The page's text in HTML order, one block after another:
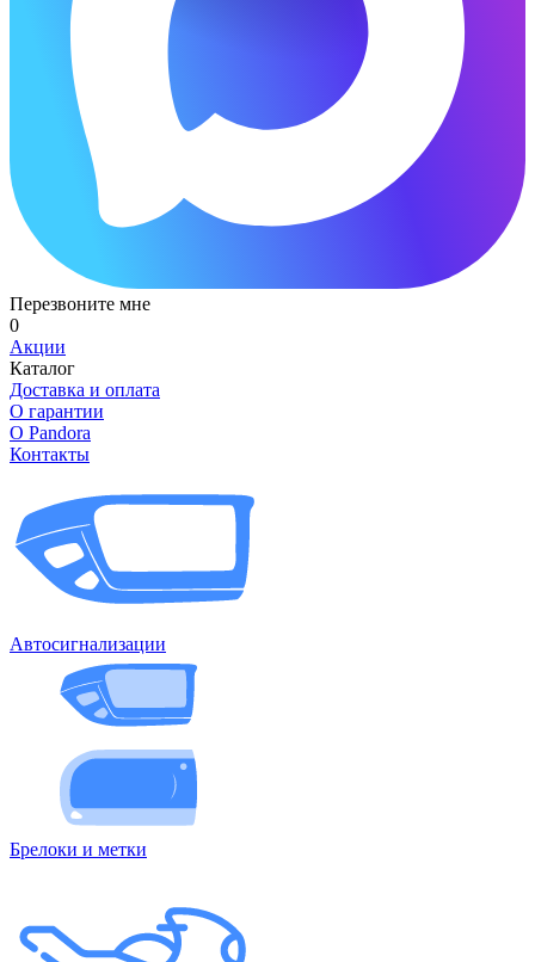
Перезвоните мне
0
Акции
Каталог
Доставка и оплата
О гарантии
О Pandora
Контакты
Автосигнализации
Брелоки и метки